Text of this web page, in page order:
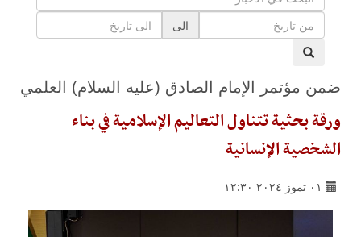
الى
ضمن مؤتمر الإمام الصادق (عليه السلام) العلمي
ورقة بحثية تتناول التعاليم الإسلامية في بناء
الشخصية الإنسانية
٠١ تموز ٢٠٢٤ ١٢:٣٠